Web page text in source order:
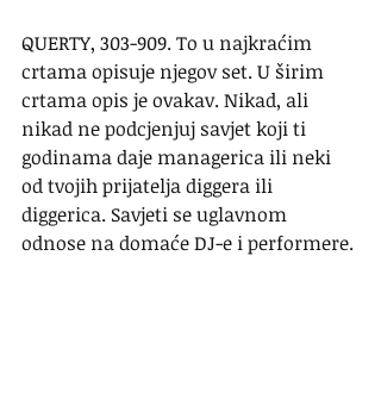
QUERTY, 303-909. To u najkraćim
crtama opisuje njegov set. U širim
crtama opis je ovakav. Nikad, ali
nikad ne podcjenjuj savjet koji ti
godinama daje managerica ili neki
od tvojih prijatelja diggera ili
diggerica. Savjeti se uglavnom
odnose na domaće DJ-e i performere.